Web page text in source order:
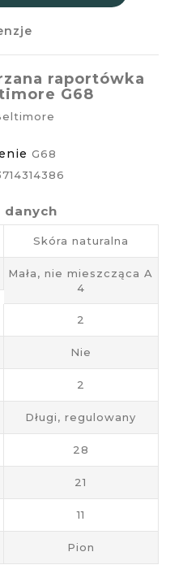
raportówka
G68
G68
danych
Skóra naturalna
Mała, nie mieszcząca A
4
2
Nie
2
Długi, regulowany
28
21
11
Pion